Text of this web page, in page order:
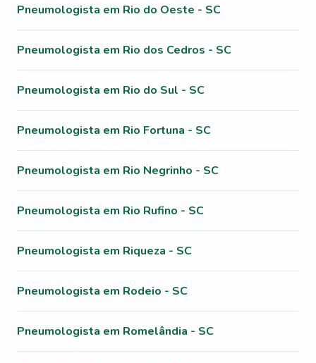
Pneumologista em Rio do Oeste - SC
Pneumologista em Rio dos Cedros - SC
Pneumologista em Rio do Sul - SC
Pneumologista em Rio Fortuna - SC
Pneumologista em Rio Negrinho - SC
Pneumologista em Rio Rufino - SC
Pneumologista em Riqueza - SC
Pneumologista em Rodeio - SC
Pneumologista em Romelândia - SC